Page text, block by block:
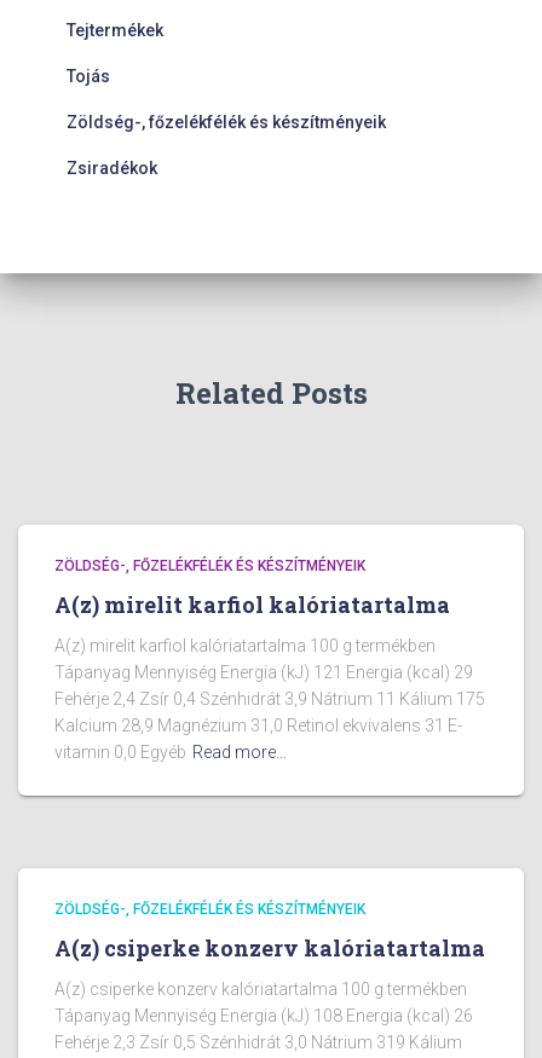
Tejtermékek
Tojás
Zöldség-, főzelékfélék és készítményeik
Zsiradékok
Related Posts
ZÖLDSÉG-, FŐZELÉKFÉLÉK ÉS KÉSZÍTMÉNYEIK
A(z) mirelit karfiol kalóriatartalma
A(z) mirelit karfiol kalóriatartalma 100 g termékben
Tápanyag Mennyiség Energia (kJ) 121 Energia (kcal) 29
Fehérje 2,4 Zsír 0,4 Szénhidrát 3,9 Nátrium 11 Kálium 175
Kalcium 28,9 Magnézium 31,0 Retinol ekvivalens 31 E-
vitamin 0,0 Egyéb Read more…
ZÖLDSÉG-, FŐZELÉKFÉLÉK ÉS KÉSZÍTMÉNYEIK
A(z) csiperke konzerv kalóriatartalma
A(z) csiperke konzerv kalóriatartalma 100 g termékben
Tápanyag Mennyiség Energia (kJ) 108 Energia (kcal) 26
Fehérje 2,3 Zsír 0,5 Szénhidrát 3,0 Nátrium 319 Kálium